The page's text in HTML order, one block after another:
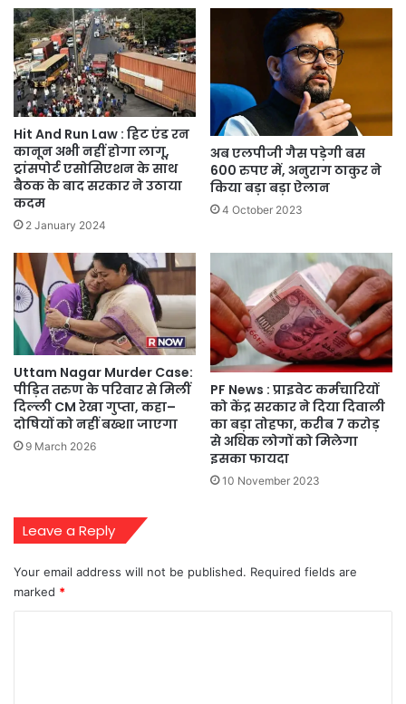
Hit And Run Law : हिट एंड रन
कानून अभी नहीं होगा लागू,
ट्रांसपोर्ट एसोसिएशन के साथ
बैठक के बाद सरकार ने उठाया
कदम
2 January 2024
अब एलपीजी गैस पड़ेगी बस
600 रुपए में, अनुराग ठाकुर ने
किया बड़ा बड़ा ऐलान
4 October 2023
Uttam Nagar Murder Case:
पीड़ित तरुण के परिवार से मिलीं
दिल्ली CM रेखा गुप्ता, कहा–
दोषियों को नहीं बख्शा जाएगा
9 March 2026
PF News : प्राइवेट कर्मचारियों
को केंद्र सरकार ने दिया दिवाली
का बड़ा तोहफा, करीब 7 करोड़
से अधिक लोगों को मिलेगा
इसका फायदा
10 November 2023
Leave a Reply
Your email address will not be published. Required fields are
marked *